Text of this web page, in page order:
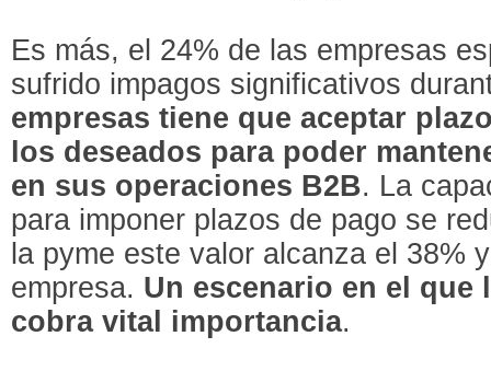
Es más, el 24% de las empresas
sufrido impagos significativos
empresas tiene que aceptar
los deseados para poder
en sus operaciones B2B. La
para imponer plazos de pago se
la pyme este valor alcanza el 38%
empresa. Un escenario en el que
cobra vital importancia.